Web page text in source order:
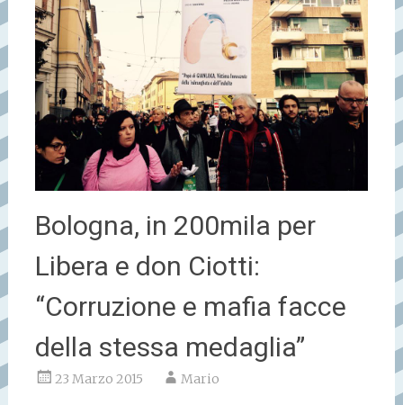
Bologna, in 200mila per
Libera e don Ciotti:
“Corruzione e mafia facce
della stessa medaglia”
23 Marzo 2015 Mario